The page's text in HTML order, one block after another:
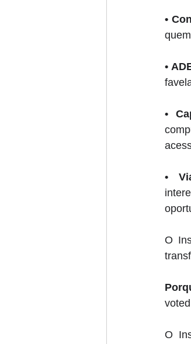
•
•
•
•
O
O